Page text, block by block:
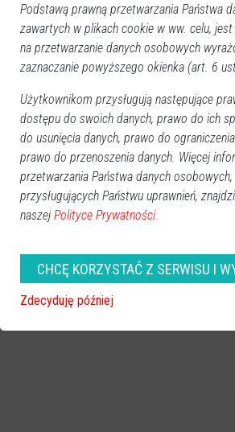
Podstawą prawną przetwarzania Państwa
zawartych w plikach cookie w ww. celu,
na przetwarzanie danych osobowych
zaznaczanie powyższego okienka (art. 6
Użytkownikom przysługują następujące
dostępu do swoich danych, prawo do ich
do usunięcia danych, prawo do
prawo do przenoszenia danych. Więcej
przetwarzania Państwa danych
przysługujących Państwu uprawnień,
naszej Polityce Prywatności.
CHCĘ KORZYSTAĆ Z SERWISU I
Zdecyduję później